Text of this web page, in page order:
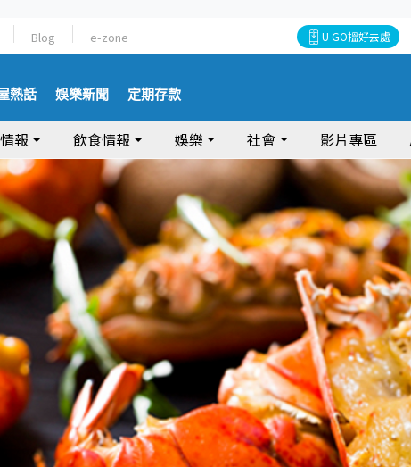
Blog e-zone U GO搵好去處
熱話 娛樂新聞 定期存款
報 飲食情報 娛樂 社會 影片專區